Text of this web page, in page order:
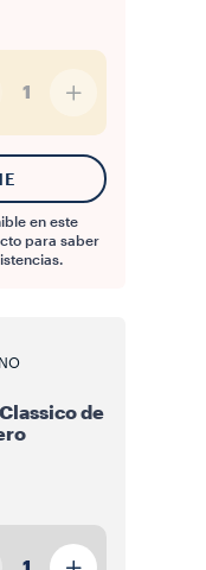
1
en este
para saber
de